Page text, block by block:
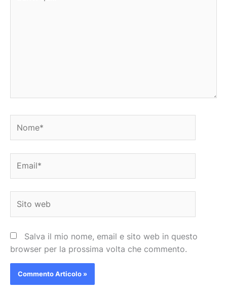
qui..
web
Salva il mio nome, email e sito web in questo
browser per la prossima volta che commento.